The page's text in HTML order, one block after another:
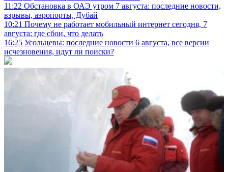
11:22 Обстановка в ОАЭ утром 7 августа: последние новости,
взрывы, аэропорты, Дубай
10:21 Почему не работает мобильный интернет сегодня, 7
августа: где сбои, что делать
16:25 Усольцевы: последние новости 6 августа, все версии
исчезновения, идут ли поиски?